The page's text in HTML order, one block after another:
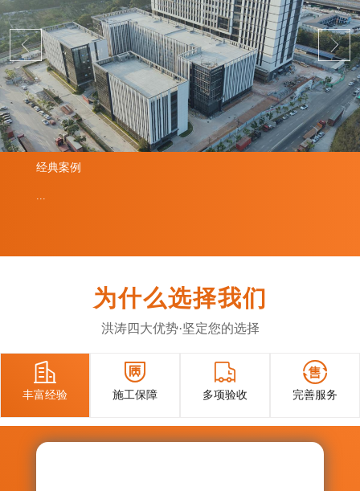
经典案例
为什么选择我们
洪涛四大优势·坚定您的选择

丰富经验

施工保障

多项验收

完善服务